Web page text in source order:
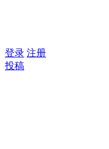
登录 注册
投稿